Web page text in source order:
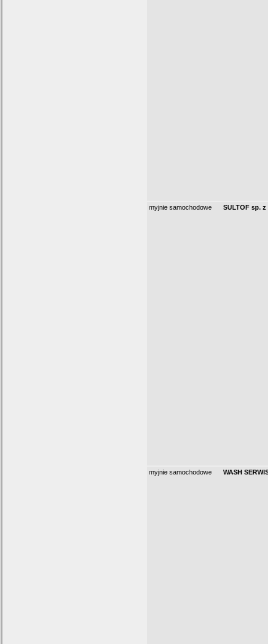
myjnie samochodowe SULTOF sp. z
myjnie samochodowe WASH